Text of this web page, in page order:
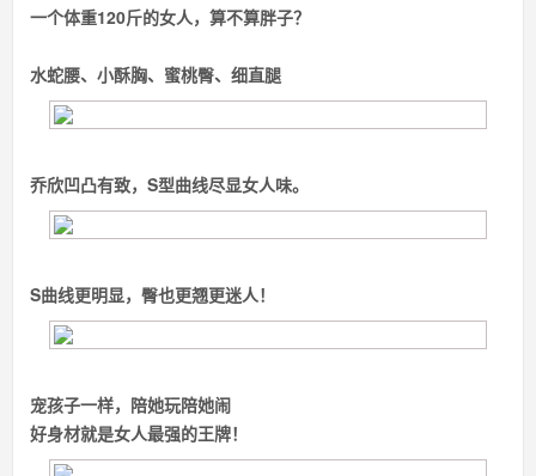
一个体重120斤的女人，算不算胖子？
水蛇腰、小酥胸、蜜桃臀、细直腿
乔欣凹凸有致，S型曲线尽显女人味。
S曲线更明显，臀也更翘更迷人！
宠孩子一样，陪她玩陪她闹
好身材就是女人最强的王牌！